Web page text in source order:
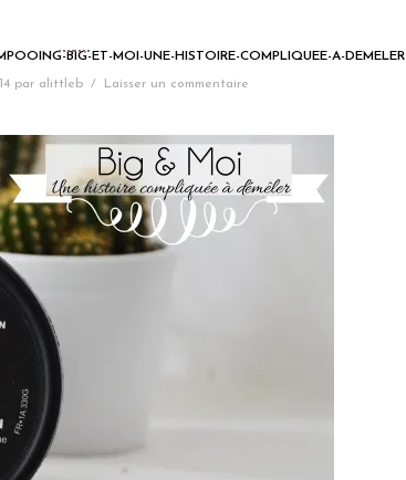
BIG-ET-MOI-UNE-HISTOIRE-COMPLIQUEE-A-DEMELER
par alittleb / Laisser un commentaire